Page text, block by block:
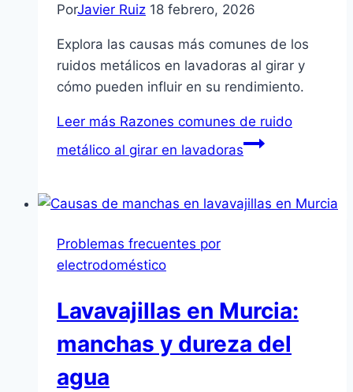
PorJavier Ruiz 18 febrero, 2026
Explora las causas más comunes de los
ruidos metálicos en lavadoras al girar y
cómo pueden influir en su rendimiento.
Leer más Razones comunes de ruido
metálico al girar en lavadoras
Problemas frecuentes por
electrodoméstico
Lavavajillas en Murcia:
manchas y dureza del
agua